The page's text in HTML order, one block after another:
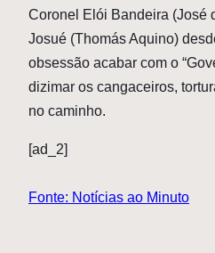
Coronel Elói Bandeira (José
Josué (Thomás Aquino)
obsessão acabar com o
dizimar os cangaceiros,
no caminho.
[ad_2]
Fonte: Notícias ao Minuto